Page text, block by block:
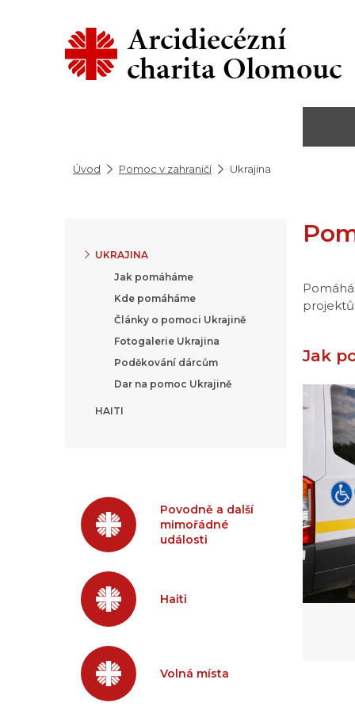
Arcidiecézní
charita Olomouc
Úvod Pomoc v zahraničí Ukrajina
UKRAJINA
Jak pomáháme
Kde pomáháme
Články o pomoci Ukrajině
Fotogalerie Ukrajina
Poděkování dárcům
Dar na pomoc Ukrajině
HAITI
Povodně a další
mimořádné
události
Haiti
Volná místa
Jak